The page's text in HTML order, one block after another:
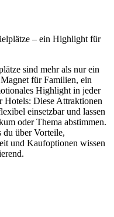
sind mehr als nur ein
für Familien, ein
Highlight in jeder
Hotels: Diese Attraktionen
einsetzbar und lassen
oder Thema abstimmen.
du über Vorteile,
und Kaufoptionen wissen